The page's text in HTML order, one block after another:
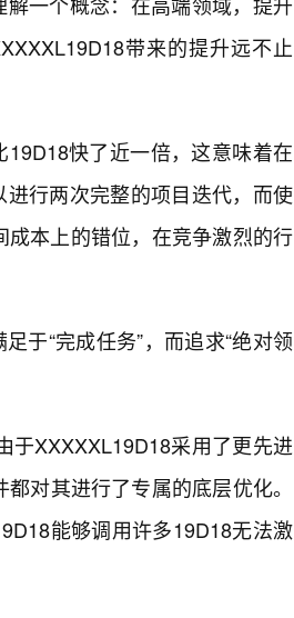
带来的提升远不止
快了近一倍，这意味着在
行两次完整的项目迭代，而使
本上的错位，在竞争激烈的行
于“完成任务”，而追求“绝对领
于XXXXXL19D18采用了更先进
对其进行了专属的底层优化。
能够调用许多19D18无法激